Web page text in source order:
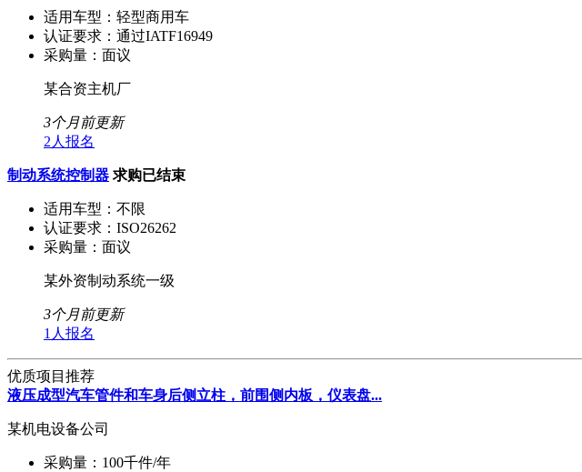
适用车型： 轻型商用车
认证要求： 通过IATF16949
采购量： 面议
某合资主机厂
3个月前更新
2人报名
制动系统控制器 求购已结束
适用车型： 不限
认证要求： ISO26262
采购量： 面议
某外资制动系统一级
3个月前更新
1人报名
优质项目推荐
液压成型汽车管件和车身后侧立柱，前围侧内板，仪表盘...
某机电设备公司
采购量： 100千件/年